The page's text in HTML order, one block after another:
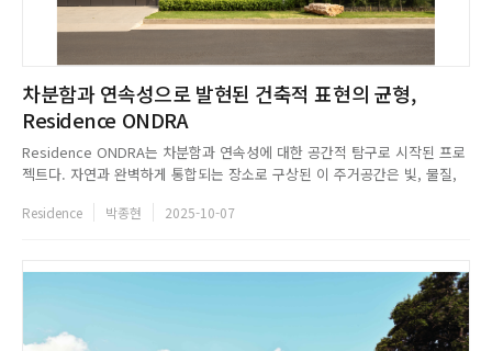
차분함과 연속성으로 발현된 건축적 표현의 균형,
Residence ONDRA
Residence ONDRA는 차분함과 연속성에 대한 공간적 탐구로 시작된 프로
젝트다. 자연과 완벽하게 통합되는 장소로 구상된 이 주거공간은 빛, 물질,
히 태양의 경로와 일치하도록 의도적으로 계획된 L자형 구성과 차분한 우아
Residence 박종현 2025-10-07